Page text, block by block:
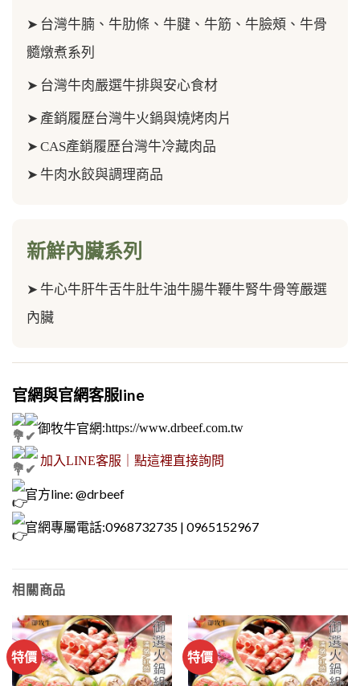
➤ 台灣牛腩、牛肋條、牛腱、牛筋、 牛臉頰、牛骨
髓燉煮系列
➤ 台灣牛肉嚴選牛排與安心食材
➤ 產銷履歷台灣牛火鍋與燒烤肉片
➤ CAS產銷履歷台灣牛冷藏肉品
➤ 牛肉水餃與調理商品
新鮮內臟系列
➤ 牛心牛肝牛舌牛肚牛油牛腸牛鞭牛腎牛骨等嚴選
內臟
官網與官網客服line
御牧牛官網:https://www.drbeef.com.tw
加入LINE客服｜點這裡直接詢問
官方line: @drbeef
官網專屬電話:0968732735 | 0965152967
相關商品
特價 特價